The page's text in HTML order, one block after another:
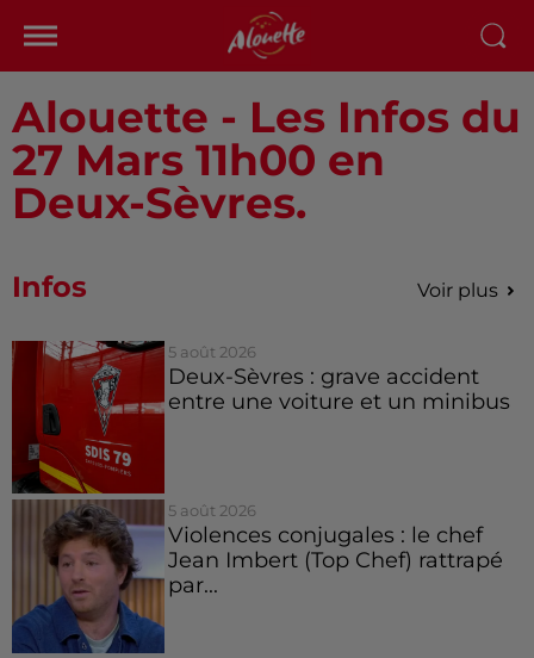
Alouette - Les Infos du
27 Mars 11h00 en
Deux-Sèvres.
Infos Voir plus
5 août 2026
Deux-Sèvres : grave accident
entre une voiture et un minibus
5 août 2026
Violences conjugales : le chef
Jean Imbert (Top Chef) rattrapé
par...